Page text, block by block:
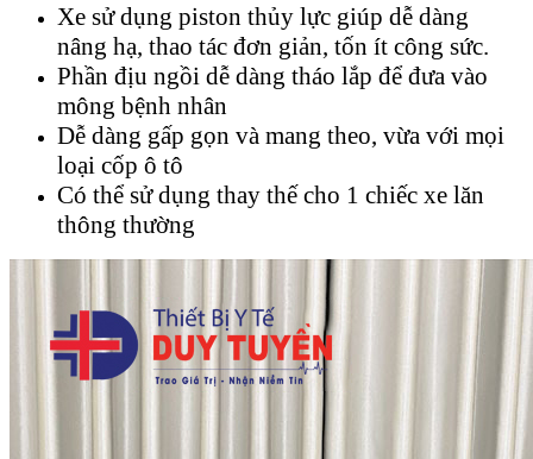
Xe sử dụng piston thủy lực giúp dễ dàng
nâng hạ, thao tác đơn giản, tốn ít công sức.
Phần địu ngồi dễ dàng tháo lắp để đưa vào
mông bệnh nhân
Dễ dàng gấp gọn và mang theo, vừa với mọi
loại cốp ô tô
Có thể sử dụng thay thế cho 1 chiếc xe lăn
thông thường